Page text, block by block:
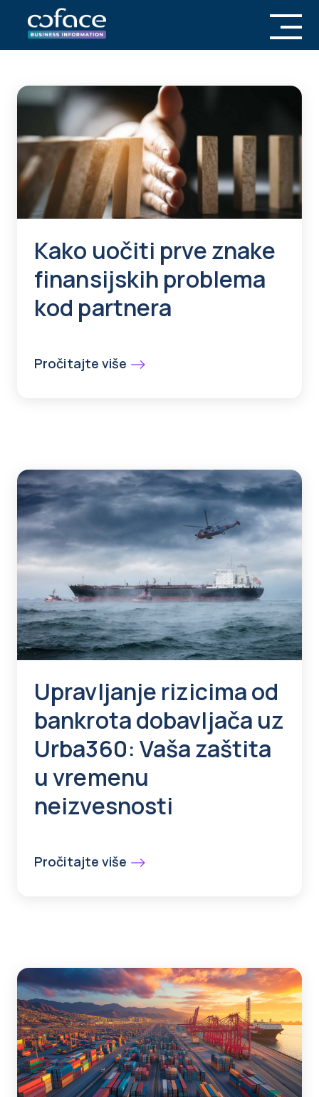
Kako uočiti prve znake
finansijskih problema
kod partnera
Pročitajte više
Upravljanje rizicima od
bankrota dobavljača uz
Urba360: Vaša zaštita
u vremenu
neizvesnosti
Pročitajte više